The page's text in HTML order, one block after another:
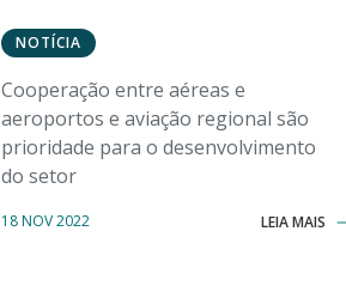
NOTÍCIA
Cooperação entre aéreas e
aeroportos e aviação regional são
prioridade para o desenvolvimento
do setor
18 NOV 2022 LEIA MAIS